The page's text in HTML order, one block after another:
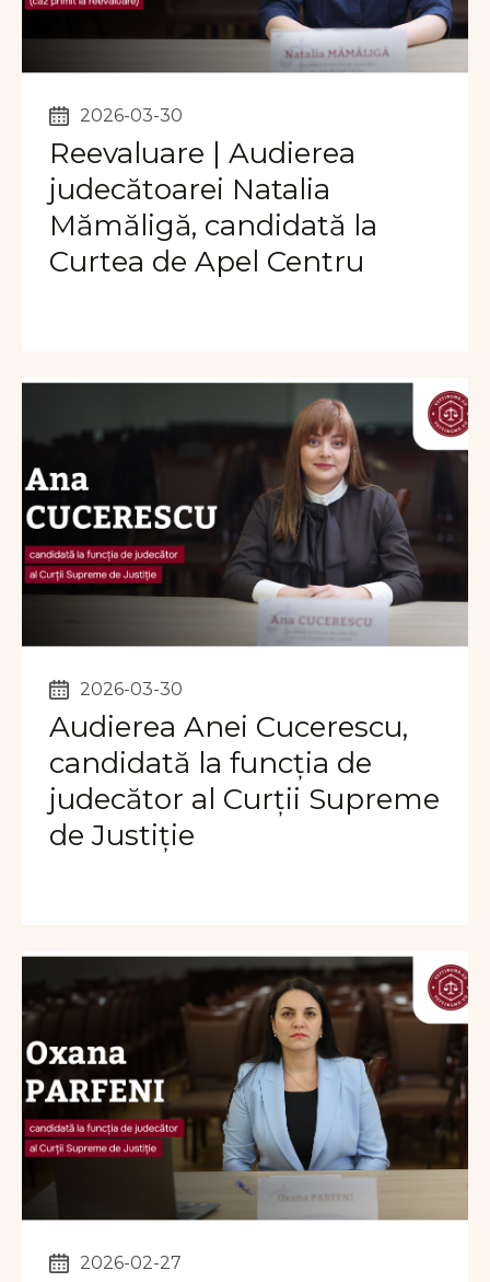
2026-03-30
Reevaluare | Audierea
judecătoarei Natalia
Mămăligă, candidată la
Curtea de Apel Centru
2026-03-30
Audierea Anei Cucerescu,
candidată la funcția de
judecător al Curții Supreme
de Justiție
2026-02-27